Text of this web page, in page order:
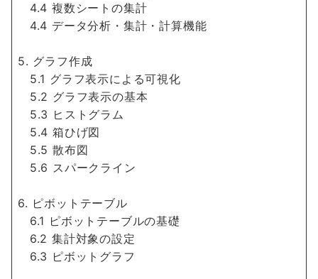
4.4 複数シートの集計
4.4 データ分析・集計・計算機能
5. グラフ作成
5.1 グラフ表示による可視化
5.2 グラフ表示の基本
5.3 ヒストグラム
5.4 箱ひげ図
5.5 散布図
5.6 スパークライン
6. ピボットテーブル
6.1 ピボットテーブルの基礎
6.2 集計対象の設定
6.3 ピボットグラフ